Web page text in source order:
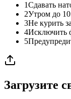
1Сдавать
2Утром до
3Не курить
4Исключить
5
Загрузите